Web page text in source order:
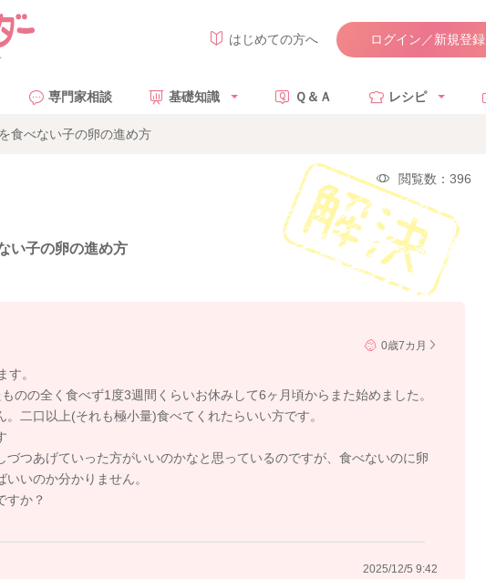
はじめての方へ ログイン／新規登録
専門家相談 基礎知識 Ｑ＆Ａ レシピ
食べない子の卵の進め方
閲覧数：396
い子の卵の進め方
0歳7カ月
。
のの全く食べず1度3週間くらいお休みして6ヶ月頃からまた始めました。
二口以上(それも極小量)食べてくれたらいい方です。
づつあげていった方がいいのかなと思っているのですが、食べないのに卵
いのか分かりません。
すか？
2025/12/5 9:42